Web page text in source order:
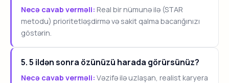
Necə cavab verməli: Real bir nümunə ilə (STAR
metodu) prioritetləşdirmə və sakit qalma bacarığınızı
göstərin.
5. 5 ildən sonra özünüzü harada görürsünüz?
Necə cavab verməli: Vəzifə ilə uzlaşan, realist karyera